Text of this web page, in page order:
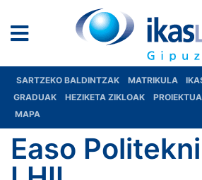
SARTZEKO BALDINTZAK MATRIKULA
GRADUAK
HEZIKETA ZIKLOAK
MAPA
Easo